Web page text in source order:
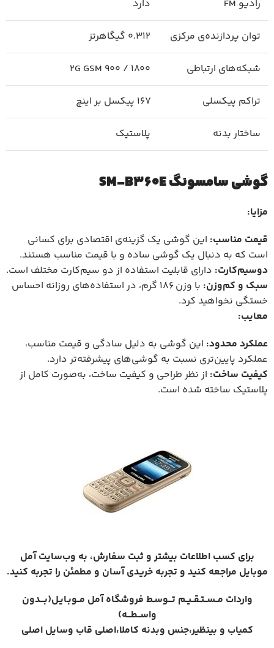
رادیو FM دارد
توان پردازنده‌ی مرکزی 0.312 گیگاهرتز
شبکه‌های ارتباطی 2G GSM 900 / 1800
تراکم پیکسلی 167 پیکسل بر اینچ
ساختار بدنه پلاستیک
گوشی سامسونگ SM-B360E
مزایا:
قیمت مناسب: این گوشی یک گزینه‌ی اقتصادی برای کسانی
است که به دنبال یک گوشی ساده و با قیمت مناسب هستند.
دوسیم‌کارت: دارای قابلیت استفاده از دو سیم‌کارت مختلف است.
سبک و کم‌وزن:
با وزن ۱۸۶ گرم، در استفاده‌های روزانه احساس
خستگی نخواهید کرد.
معایب:
عملکرد محدود: این گوشی به دلیل سادگی و قیمت مناسب،
عملکرد پایین‌تری نسبت به گوشی‌های پیشرفته‌تر دارد.
کیفیت ساخت: از نظر طراحی و کیفیت ساخت، به‌صورت کامل از
پلاستیک ساخته شده است.
برای کسب اطلاعات بیشتر و ثبت سفارش، به وب‌سایت آمل
موبایل مراجعه کنید و تجربه خریدی آسان و مطمئن را تجربه کنید.
واردات مــســتـقــیــم تـــوسـط فروشگاه آمل مــوبـایـل(بـــدون
واســطـــه)️
کمیاب و بینظیر،جنس وبدنه کاملا،اصلی قاب وسایل اصلی